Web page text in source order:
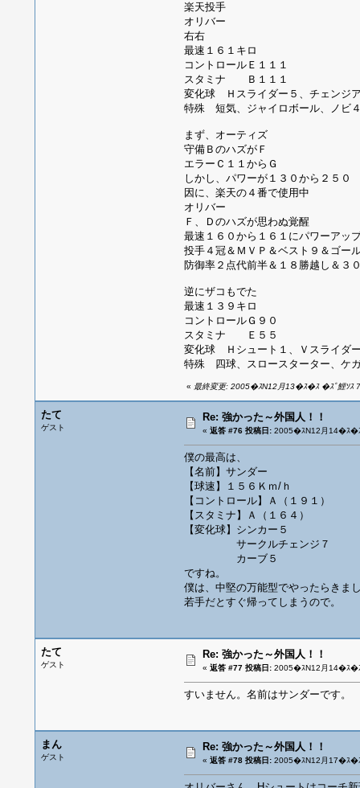
楽天投手
オリバー
右右
最速１６１キロ
コントロールＥ１１１
スタミナ Ｂ１１１
変化球 Ｈスライダー５、チェンジ
特殊 短気、ジャイロボール、ノビ
まず、オーティズ
守備ＢのハズがＦ
エラーＣ１１からＧ
しかし、パワーが１３０から２５０
因に、楽天の４番で使用中
オリバー
Ｆ、Ｄのハズが思わぬ覚醒
最速１６０から１６１にパワーアッ
投手４冠＆ＭＶＰ＆ベスト９＆ゴー
防御率２点代前半＆１８勝越し＆３
逆にザコもでた
最速１３９キロ
コントロールＧ９０
スタミナ Ｅ５５
変化球 Ｈシュート１、Ｖスライダ
特殊 四球、スロースターター、ケ
« 最終変更: 2005�ｽN12月13�ｽ�ｽ �ｽﾟ鯉ｿ
たて
ゲスト
Re: 強かった～外国人！！
« 返答 #76 投稿日:2005�ｽN12月14�ｽ�
僕の最高は、
【名前】サンダー
【球速】１５６Ｋｍ/ｈ
【コントロール】Ａ（１９１）
【スタミナ】Ａ（１６４）
【変化球】シンカー５
サークルチェンジ７
カーブ５
ですね。
僕は、中堅の万能型でやったらきま
若手だとすぐ帰ってしまうので。
たて
ゲスト
Re: 強かった～外国人！！
« 返答 #77 投稿日:2005�ｽN12月14�ｽ�
すいません。名前はサンダーです。
まん
ゲスト
Re: 強かった～外国人！！
« 返答 #78 投稿日:2005�ｽN12月17�ｽ�